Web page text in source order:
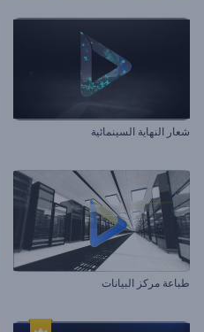
شعار النهاية السينمائية
طباعة مركز البيانات